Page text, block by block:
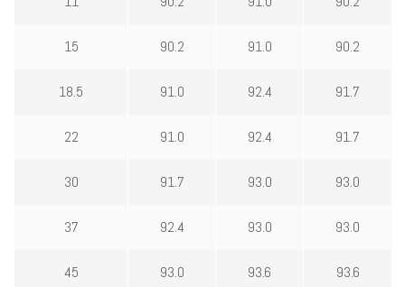
15 90.2 91.0 90.2
18.5 91.0 92.4 91.7
22 91.0 92.4 91.7
30 91.7 93.0 93.0
37 92.4 93.0 93.0
45 93.0 93.6 93.6